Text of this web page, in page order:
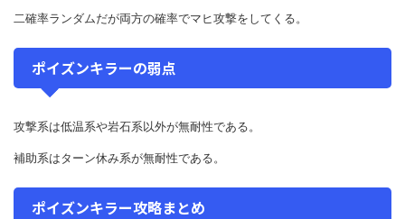
二確率ランダムだが両方の確率でマヒ攻撃をしてくる。
ポイズンキラーの弱点
攻撃系は低温系や岩石系以外が無耐性である。
補助系はターン休み系が無耐性である。
ポイズンキラー攻略まとめ